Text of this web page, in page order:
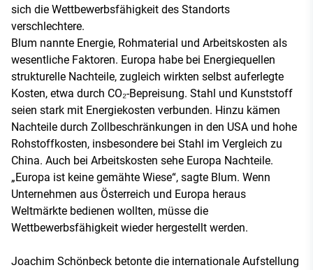
sich die Wettbewerbsfähigkeit des Standorts
verschlechtere.
Blum nannte Energie, Rohmaterial und Arbeitskosten als
wesentliche Faktoren. Europa habe bei Energiequellen
strukturelle Nachteile, zugleich wirkten selbst auferlegte
Kosten, etwa durch CO₂-Bepreisung. Stahl und Kunststoff
seien stark mit Energiekosten verbunden. Hinzu kämen
Nachteile durch Zollbeschränkungen in den USA und hohe
Rohstoffkosten, insbesondere bei Stahl im Vergleich zu
China. Auch bei Arbeitskosten sehe Europa Nachteile.
„Europa ist keine gemähte Wiese“, sagte Blum. Wenn
Unternehmen aus Österreich und Europa heraus
Weltmärkte bedienen wollten, müsse die
Wettbewerbsfähigkeit wieder hergestellt werden.
Joachim Schönbeck betonte die internationale Aufstellung